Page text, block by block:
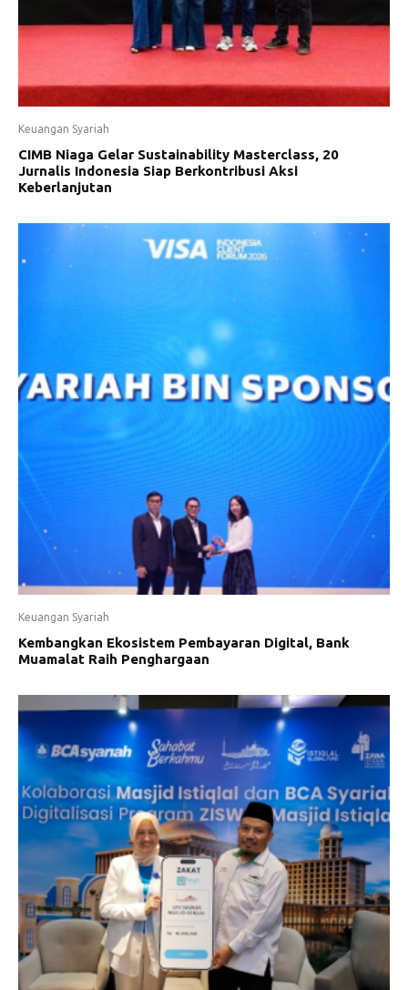
Keuangan Syariah
CIMB Niaga Gelar Sustainability Masterclass, 20
Jurnalis Indonesia Siap Berkontribusi Aksi
Keberlanjutan
Keuangan Syariah
Kembangkan Ekosistem Pembayaran Digital, Bank
Muamalat Raih Penghargaan